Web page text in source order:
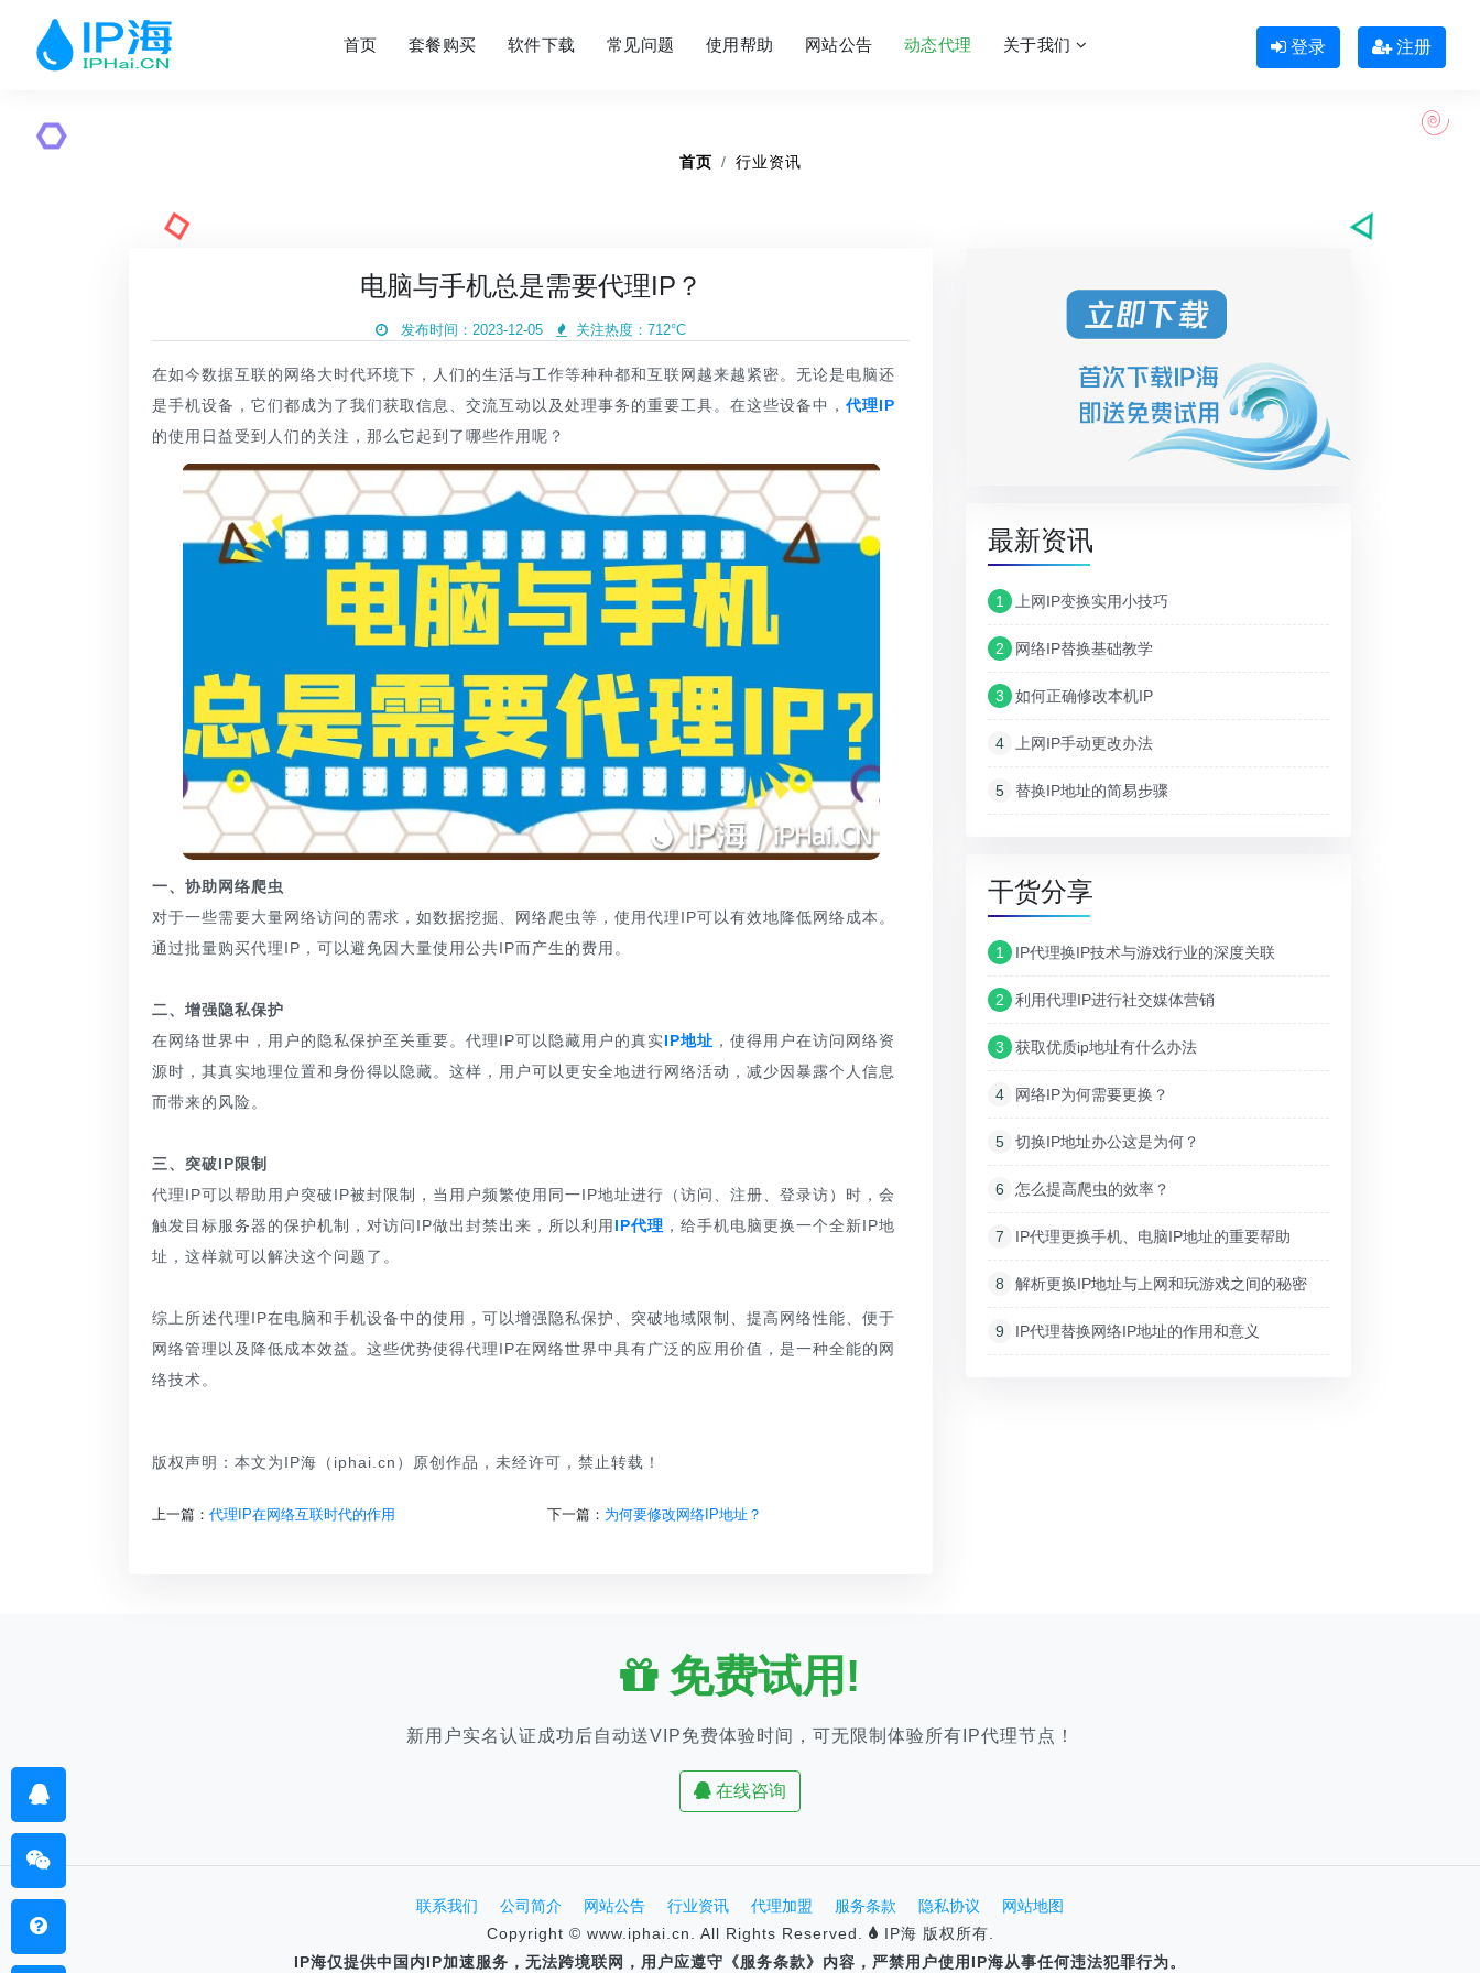
首页 套餐购买 软件下载 常见问题 使用帮助 网站公告 动态代理 关于我们 登录 注册
首页 行业资讯
电脑与手机总是需要代理IP？
发布时间：2023-12-05 关注热度： 712°C
在如今数据互联的网络大时代环境下，人们的生活与工作等种种都和互联网越来越紧密。无论是电脑还
是手机设备，它们都成为了我们获取信息、交流互动以及处理事务的重要工具。在这些设备中， 代理IP
的使用日益受到人们的关注，那么它起到了哪些作用呢？
一、协助网络爬虫
对于一些需要大量网络访问的需求，如数据挖掘、网络爬虫等，使用代理IP可以有效地降低网络成本。
通过批量购买代理IP，可以避免因大量使用公共IP而产生的费用。
二、增强隐私保护
在网络世界中，用户的隐私保护至关重要。代理IP可以隐藏用户的真实IP地址 ，使得用户在访问网络资
源时，其真实地理位置和身份得以隐藏。这样，用户可以更安全地进行网络活动，减少因暴露个人信息
而带来的风险。
三、突破IP限制
代理IP可以帮助用户突破IP被封限制，当用户频繁使用同一IP地址进行（访问、注册、登录访）时，会
触发目标服务器的保护机制，对访问IP做出封禁出来，所以利用 IP代理 ，给手机电脑更换一个全新IP地
址，这样就可以解决这个问题了。
综上所述代理IP在电脑和手机设备中的使用，可以增强隐私保护、突破地域限制、提高网络性能、便于
网络管理以及降低成本效益。这些优势使得代理IP在网络世界中具有广泛的应用价值，是一种全能的网
络技术。
版权声明：本文为IP海（iphai.cn）原创作品，未经许可，禁止转载！
上一篇： 代理IP在网络互联时代的作用 下一篇： 为何要修改网络IP地址？
最新资讯
1 上网IP变换实用小技巧
2 网络IP替换基础教学
3 如何正确修改本机IP
4 上网IP手动更改办法
5 替换IP地址的简易步骤
干货分享
1 IP代理换IP技术与游戏行业的深度关联
2 利用代理IP进行社交媒体营销
3 获取优质ip地址有什么办法
4 网络IP为何需要更换？
5 切换IP地址办公这是为何？
6 怎么提高爬虫的效率？
7 IP代理更换手机、电脑IP地址的重要帮助
8 解析更换IP地址与上网和玩游戏之间的秘密
9 IP代理替换网络IP地址的作用和意义
免费试用!
新用户实名认证成功后自动送VIP免费体验时间，可无限制体验所有IP代理节点！
在线咨询
联系我们 公司简介 网站公告 行业资讯 代理加盟 服务条款 隐私协议
网站地图
Copyright © www.iphai.cn. All Rights Reserved.
IP海 版权所有.
IP海仅提供中国内IP加速服务，无法跨境联网，用户应遵守《服务条款》内容，严禁用户使用IP海从事任何违法犯罪行为。